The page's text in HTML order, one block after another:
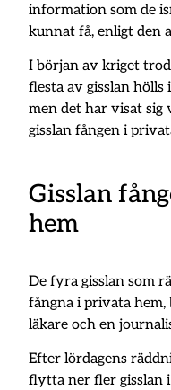
information som de
kunnat få, enligt den
I början av kriget
flesta av gisslan
men det har visat sig
gisslan fången i
Gisslan
hem
De fyra gisslan som
fångna i privata hem,
läkare och en
Efter lördagens
flytta ner fler gisslan